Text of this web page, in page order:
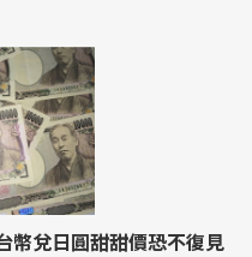
幣兌日圓甜甜價恐不復見